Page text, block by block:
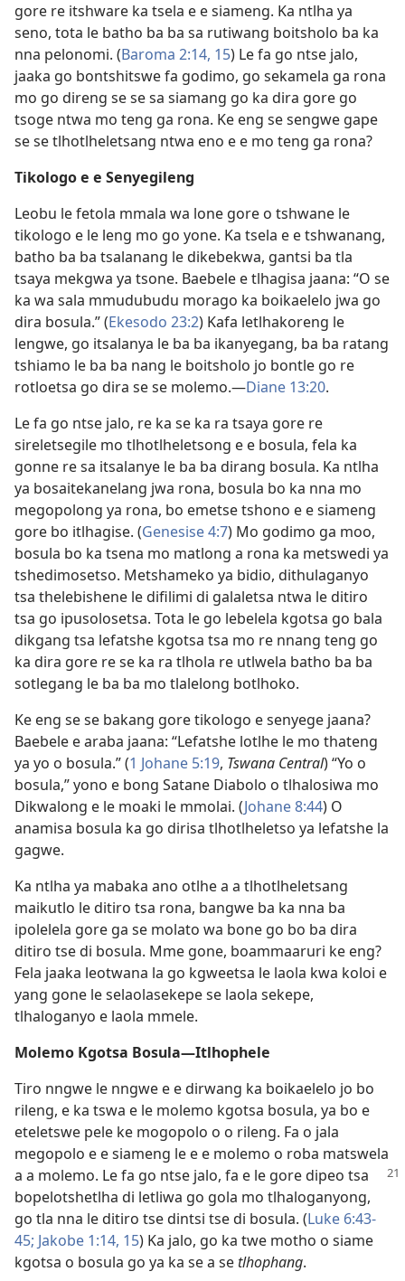
gore re itshware ka tsela e e siameng. Ka ntlha ya
seno, tota le batho ba ba sa rutiwang boitsholo ba ka
nna pelonomi. (Baroma 2:14, 15) Le fa go ntse jalo,
jaaka go bontshitswe fa godimo, go sekamela ga rona
mo go direng se se sa siamang go ka dira gore go
tsoge ntwa mo teng ga rona. Ke eng se sengwe gape
se se tlhotlheletsang ntwa eno e e mo teng ga rona?
Tikologo e e Senyegileng
Leobu le fetola mmala wa lone gore o tshwane le
tikologo e le leng mo go yone. Ka tsela e e tshwanang,
batho ba ba tsalanang le dikebekwa, gantsi ba tla
tsaya mekgwa ya tsone. Baebele e tlhagisa jaana: “O se
ka wa sala mmudubudu morago ka boikaelelo jwa go
dira bosula.” (Ekesodo 23:2) Kafa letlhakoreng le
lengwe, go itsalanya le ba ba ikanyegang, ba ba ratang
tshiamo le ba ba nang le boitsholo jo bontle go re
rotloetsa go dira se se molemo.—Diane 13:20.
Le fa go ntse jalo, re ka se ka ra tsaya gore re
sireletsegile mo tlhotlheletsong e e bosula, fela ka
gonne re sa itsalanye le ba ba dirang bosula. Ka ntlha
ya bosaitekanelang jwa rona, bosula bo ka nna mo
megopolong ya rona, bo emetse tshono e e siameng
gore bo itlhagise. (Genesise 4:7) Mo godimo ga moo,
bosula bo ka tsena mo matlong a rona ka metswedi ya
tshedimosetso. Metshameko ya bidio, dithulaganyo
tsa thelebishene le difilimi di galaletsa ntwa le ditiro
tsa go ipusolosetsa. Tota le go lebelela kgotsa go bala
dikgang tsa lefatshe kgotsa tsa mo re nnang teng go
ka dira gore re se ka ra tlhola re utlwela batho ba ba
sotlegang le ba ba mo tlalelong botlhoko.
Ke eng se se bakang gore tikologo e senyege jaana?
Baebele e araba jaana: “Lefatshe lotlhe le mo thateng
ya yo o bosula.” (1 Johane 5:19, Tswana Central) “Yo o
bosula,” yono e bong Satane Diabolo o tlhalosiwa mo
Dikwalong e le moaki le mmolai. (Johane 8:44) O
anamisa bosula ka go dirisa tlhotlheletso ya lefatshe la
gagwe.
Ka ntlha ya mabaka ano otlhe a a tlhotlheletsang
maikutlo le ditiro tsa rona, bangwe ba ka nna ba
ipolelela gore ga se molato wa bone go bo ba dira
ditiro tse di bosula. Mme gone, boammaaruri ke eng?
Fela jaaka leotwana la go kgweetsa le laola kwa koloi e
yang gone le selaolasekepe se laola sekepe,
tlhaloganyo e laola mmele.
Molemo Kgotsa Bosula—Itlhophele
Tiro nngwe le nngwe e e dirwang ka boikaelelo jo bo
rileng, e ka tswa e le molemo kgotsa bosula, ya bo e
eteletswe pele ke mogopolo o o rileng. Fa o jala
megopolo e e siameng le e e molemo o roba matswela
a a molemo. Le fa go ntse jalo, fa e le goredipeo tsa
bopelotshetlha di letliwa go gola mo tlhaloganyong,
go tla nna le ditiro tse dintsi tse di bosula. (Luke 6:43-
45; Jakobe 1:14, 15) Ka jalo, go ka twe motho o siame
kgotsa o bosula go ya ka se a se tlhophang.